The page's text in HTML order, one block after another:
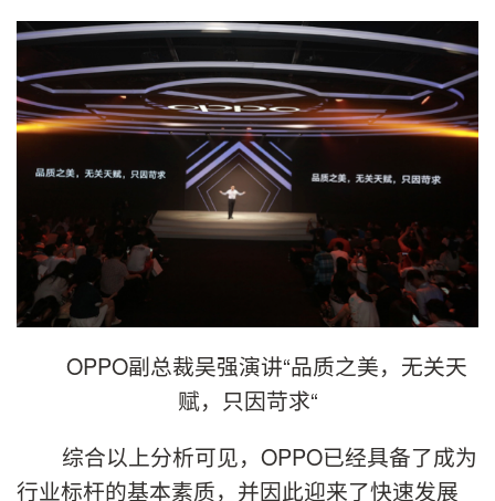
OPPO副总裁吴强演讲“品质之美，无关天
赋，只因苛求“
综合以上分析可见，OPPO已经具备了成为
行业标杆的基本素质，并因此迎来了快速发展